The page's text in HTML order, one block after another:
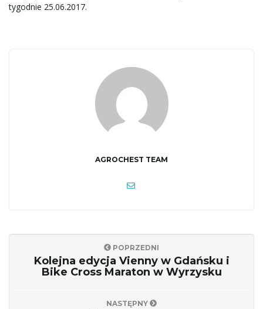
ę
tygodnie 25.06.2017.
AGROCHEST TEAM
POPRZEDNI
Kolejna edycja Vienny w Gdańsku i
Bike Cross Maraton w Wyrzysku
NASTĘPNY